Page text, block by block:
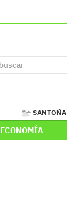
SANTOÑA
ECONOMÍA